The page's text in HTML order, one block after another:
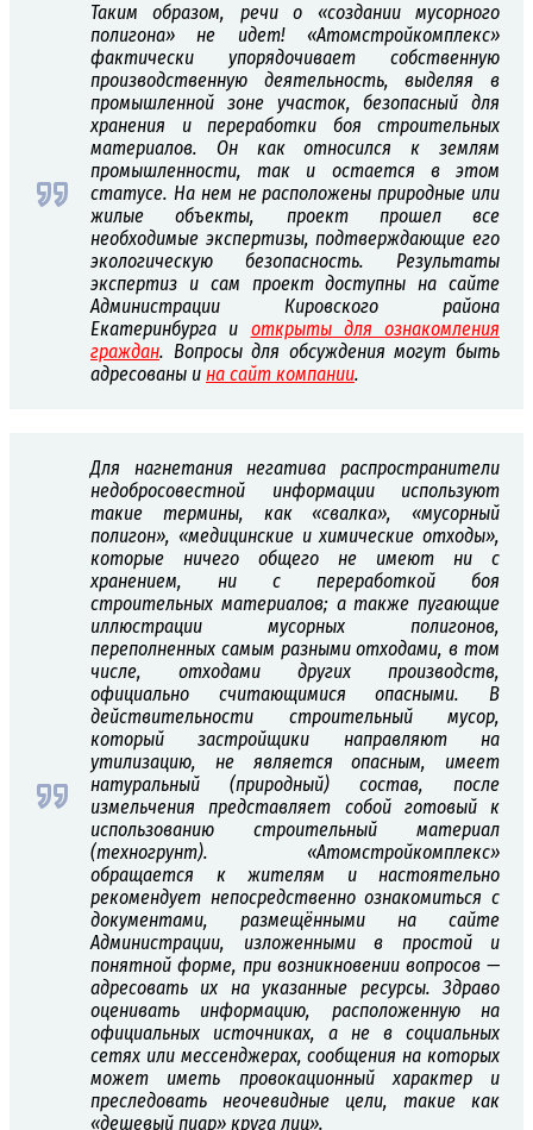
Таким образом, речи о «создании мусорного
полигона» не идет! «Атомстройкомплекс»
фактически упорядочивает собственную
производственную деятельность, выделяя в
промышленной зоне участок, безопасный для
хранения и переработки боя строительных
материалов. Он как относился к землям
промышленности, так и остается в этом
статусе. На нем не расположены природные или
жилые объекты, проект прошел все
необходимые экспертизы, подтверждающие его
экологическую безопасность. Результаты
экспертиз и сам проект доступны на сайте
Администрации Кировского района
Екатеринбурга и открыты для ознакомления
граждан. Вопросы для обсуждения могут быть
адресованы и на сайт компании.
Для нагнетания негатива распространители
недобросовестной информации используют
такие термины, как «свалка», «мусорный
полигон», «медицинские и химические отходы»,
которые ничего общего не имеют ни с
хранением, ни с переработкой боя
строительных материалов; а также пугающие
иллюстрации мусорных полигонов,
переполненных самым разными отходами, в том
числе, отходами других производств,
официально считающимися опасными. В
действительности строительный мусор,
который застройщики направляют на
утилизацию, не является опасным, имеет
натуральный (природный) состав, после
измельчения представляет собой готовый к
использованию строительный материал
(техногрунт). «Атомстройкомплекс»
обращается к жителям и настоятельно
рекомендует непосредственно ознакомиться с
документами, размещёнными на сайте
Администрации, изложенными в простой и
понятной форме, при возникновении вопросов —
адресовать их на указанные ресурсы. Здраво
оценивать информацию, расположенную на
официальных источниках, а не в социальных
сетях или мессенджерах, сообщения на которых
может иметь провокационный характер и
преследовать неочевидные цели, такие как
«дешевый пиар» круга лиц».